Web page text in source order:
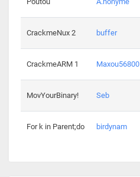
CrackmeNux 2 buffer
CrackmeARM 1 Maxou56800
MovYourBinary! Seb
For k in Parent;do birdynam